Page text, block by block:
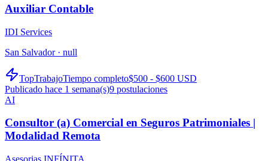
Auxiliar Contable
IDI Services
San Salvador · null
TopTrabajoTiempo completo$500 - $600 USD
Publicado hace 1 semana(s)9 postulaciones
AI
Consultor (a) Comercial en Seguros Patrimoniales |
Modalidad Remota
Asesorias INFÍNITA